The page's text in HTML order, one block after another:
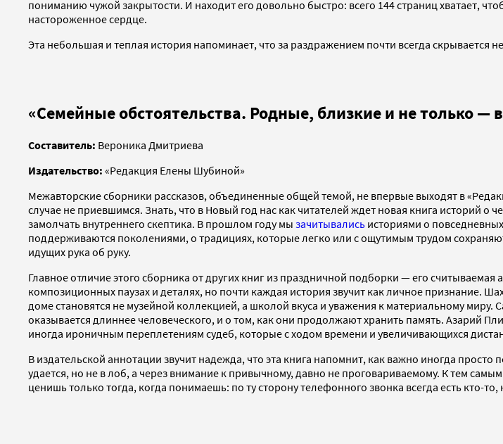
пониманию чужой закрытости. И находит его довольно быстро: всего 144 страниц хватает,
настороженное сердце.
Эта небольшая и теплая история напоминает, что за раздражением почти всегда скрывается
«Семейные обстоятельства. Родные, близкие и не только —
Составитель: Вероника Дмитриева
Издательство: «Редакция Елены Шубиной»
Межавторские сборники рассказов, объединенные общей темой, не впервые выходят в
случае не приевшимся. Знать, что в Новый год нас как читателей ждет новая книга историй
замолчать внутреннего скептика. В прошлом году мы зачитывались историями о
поддерживаются поколениями, о традициях, которые легко или с ощутимым трудом
идущих рука об руку.
Главное отличие этого сборника от других книг из праздничной подборки — его
композиционных паузах и деталях, но почти каждая история звучит как личное признание.
доме становятся не музейной коллекцией, а школой вкуса и уважения к материальному
оказывается длиннее человеческого, и о том, как они продолжают хранить память. Азарий
иногда ироничным переплетениям судеб, которые с ходом времени и увеличивающихся
В издательской аннотации звучит надежда, что эта книга напомнит, как важно иногда
удается, но не в лоб, а через внимание к привычному, давно не проговариваемому. К тем
ценишь только тогда, когда понимаешь: по ту сторону телефонного звонка всегда есть кто-то,